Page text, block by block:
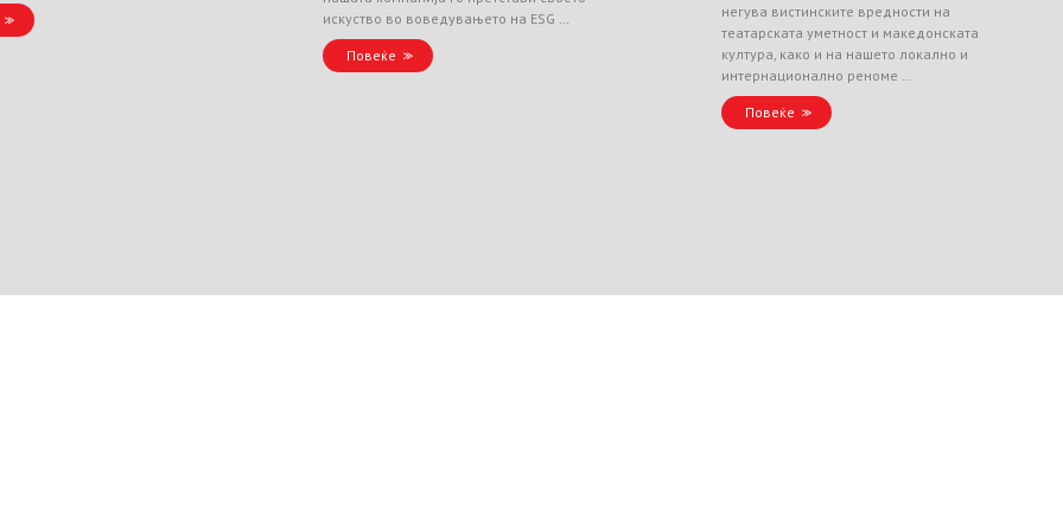
искуство во воведувањето на ESG …
Повеќе
негува вистинските вредности на
театарската уметност и македонската
култура, како и на нашето локално и
интернационално реноме …
Повеќе